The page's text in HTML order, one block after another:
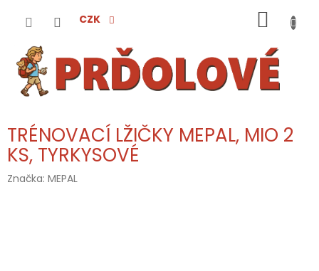
CZK
KOŠÍK
TRÉNOVACÍ LŽIČKY MEPAL, MIO 2
KS, TYRKYSOVÉ
Značka: MEPAL